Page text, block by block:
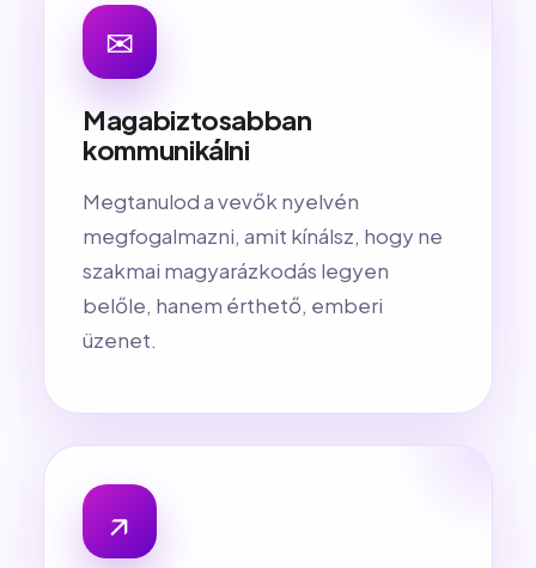
✉
Magabiztosabban
kommunikálni
Megtanulod a vevők nyelvén
megfogalmazni, amit kínálsz, hogy ne
szakmai magyarázkodás legyen
belőle, hanem érthető, emberi
üzenet.
↗